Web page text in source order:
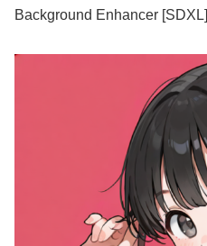
Background Enhancer [SDXL]